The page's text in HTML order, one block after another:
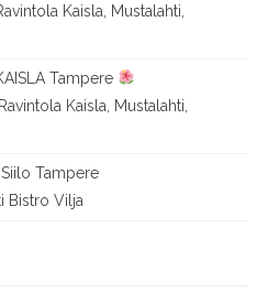
Kaisla, Mustalahti,
Tampere
Kaisla, Mustalahti,
Tampere
Bistro Vilja